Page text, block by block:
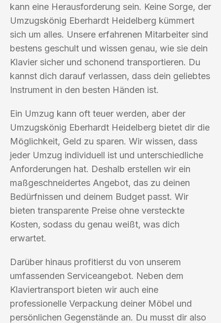
kann eine Herausforderung sein. Keine Sorge, der
Umzugskönig Eberhardt Heidelberg kümmert
sich um alles. Unsere erfahrenen Mitarbeiter sind
bestens geschult und wissen genau, wie sie dein
Klavier sicher und schonend transportieren. Du
kannst dich darauf verlassen, dass dein geliebtes
Instrument in den besten Händen ist.
Ein Umzug kann oft teuer werden, aber der
Umzugskönig Eberhardt Heidelberg bietet dir die
Möglichkeit, Geld zu sparen. Wir wissen, dass
jeder Umzug individuell ist und unterschiedliche
Anforderungen hat. Deshalb erstellen wir ein
maßgeschneidertes Angebot, das zu deinen
Bedürfnissen und deinem Budget passt. Wir
bieten transparente Preise ohne versteckte
Kosten, sodass du genau weißt, was dich
erwartet.
Darüber hinaus profitierst du von unserem
umfassenden Serviceangebot. Neben dem
Klaviertransport bieten wir auch eine
professionelle Verpackung deiner Möbel und
persönlichen Gegenstände an. Du musst dir also